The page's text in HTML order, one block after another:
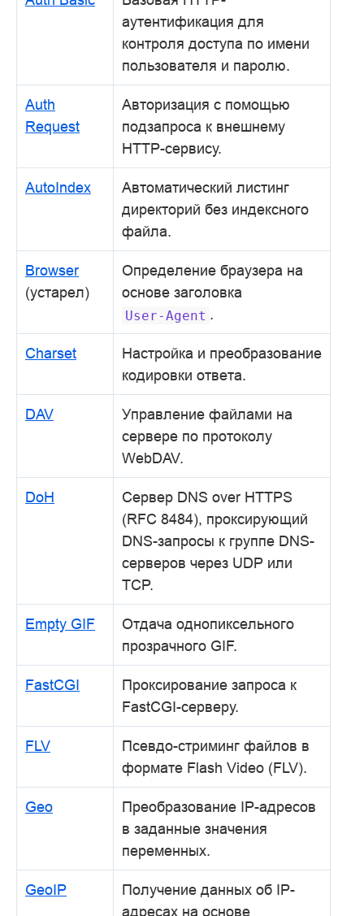
аутентификация для
контроля доступа по имени
пользователя и паролю.
Auth
Request
Авторизация с помощью
подзапроса к внешнему
HTTP-сервису.
AutoIndex
Автоматический листинг
директорий без индексного
файла.
Browser
(устарел)
Определение браузера на
основе заголовка
User-Agent .
Charset
Настройка и преобразование
кодировки ответа.
DAV
Управление файлами на
сервере по протоколу
WebDAV.
DoH
Сервер DNS over HTTPS
(RFC 8484), проксирующий
DNS-запросы к группе DNS-
серверов через UDP или
TCP.
Empty GIF
Отдача однопиксельного
прозрачного GIF.
FastCGI
Проксирование запроса к
FastCGI-серверу.
FLV
Псевдо-стриминг файлов в
формате Flash Video (FLV).
Geo
Преобразование IP-адресов
в заданные значения
переменных.
GeoIP
Получение данных об IP-
адресах на основе